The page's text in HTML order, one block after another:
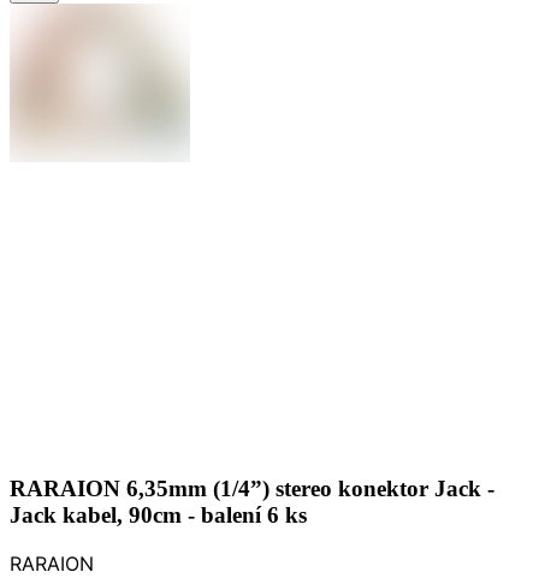
RARAION 6,35mm (1/4”) stereo konektor Jack -
Jack kabel, 90cm - balení 6 ks
RARAION